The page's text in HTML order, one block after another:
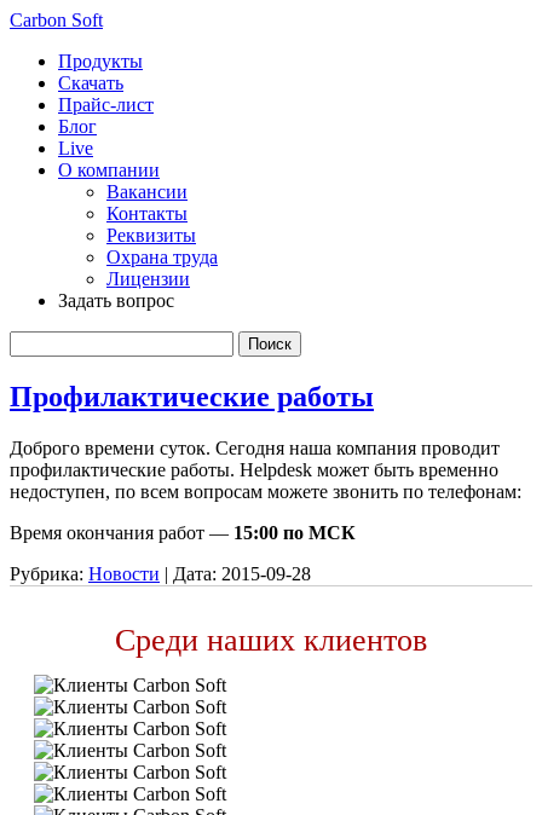
Carbon Soft
Продукты
Скачать
Прайс-лист
Блог
Live
О компании
Вакансии
Контакты
Реквизиты
Охрана труда
Лицензии
Задать вопрос
Профилактические работы
Доброго времени суток. Сегодня наша компания проводит
профилактические работы. Helpdesk может быть временно
недоступен, по всем вопросам можете звонить по телефонам:
Время окончания работ — 15:00 по МСК
Рубрика: Новости | Дата: 2015-09-28
Среди наших клиентов